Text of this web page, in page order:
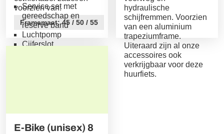
Overdag zitplaatsen, ’s nachts comfortabele
ligplaatsen
Comfort Standard vanaf €119,99 pp
3-persoonscoupé met zitbank, klein raamtafel en
Vaste bedden (60 cm × 175–185 cm)
Ruime 3-persoonscoupé met 3-persoons zitbank,
Vaste bedden (60 cm × 175–185 cm)
voorzien van:
Service set met
gereedschap en
reserve band
Luchtpomp
Cijferslot
Framemaat: 45 / 50 / 55
hydraulische
schijfremmen. Voorzien
van een aluminium
trapeziumframe.
Uiteraard zijn al onze
accessoires ook
verkrijgbaar voor deze
huurfiets.
E-Bike (unisex) 8